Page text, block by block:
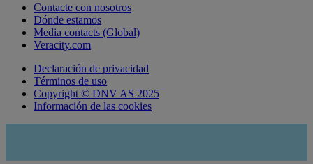
Contacte con nosotros
Dónde estamos
Media contacts (Global)
Veracity.com
Declaración de privacidad
Términos de uso
Copyright © DNV AS 2025
Información de las cookies